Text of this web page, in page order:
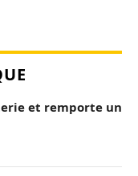
et remporte un